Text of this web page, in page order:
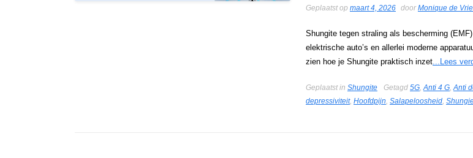
Geplaatst op maart 4, 2026 door Monique de
Shungite tegen straling als bescherming
elektrische auto’s en allerlei moderne
zien hoe je Shungite praktisch inzet...Lees
Geplaatst in Shungite Getagd 5G Anti 4 G Anti
depressiviteit, Hoofdpijn Salapeloosheid